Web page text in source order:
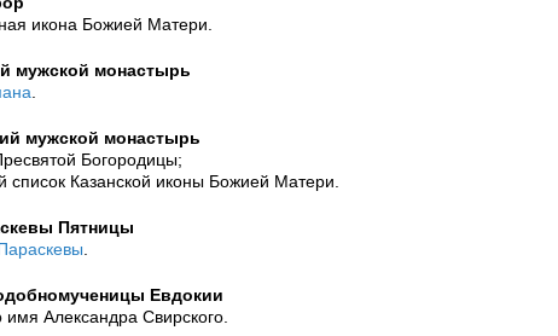
икона Божией Матери.
мужской монастырь
.
мужской монастырь
Богородицы;
список Казанской иконы Божией Матери.
Пятницы
.
Евдокии
Александра Свирского.